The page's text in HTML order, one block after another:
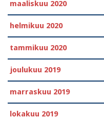
maaliskuu 2020
helmikuu 2020
tammikuu 2020
joulukuu 2019
marraskuu 2019
lokakuu 2019